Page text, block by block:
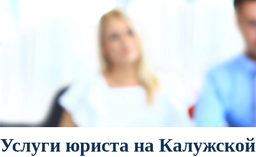
Услуги юриста на Калужской